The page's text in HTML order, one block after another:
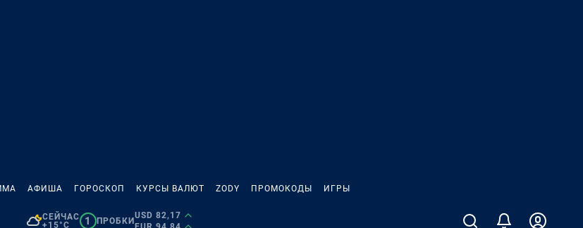
АФИША ГОРОСКОП КУРСЫ ВАЛЮТ ZODY ПРОМОКОДЫ ИГРЫ
СЕЙЧАС
+15°C
1 ПРОБКИ
USD 82,17